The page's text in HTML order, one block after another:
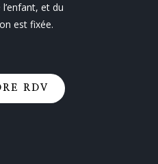
et du
est fixée.
RDV